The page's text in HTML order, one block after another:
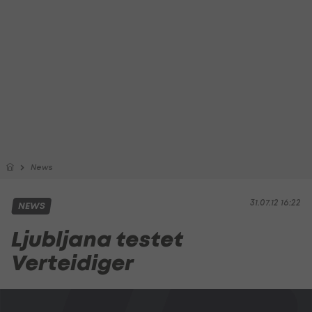
News
31.07.12 16:22
NEWS
Ljubljana testet
Verteidiger